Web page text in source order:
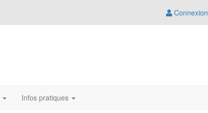
Connexion
Infos pratiques